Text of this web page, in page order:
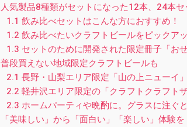
人気製品8種類がセットになった12本、24本
1.1 飲み比べセットはこんな方におすすめ！
1.2 飲み比べたいクラフトビールをピックア
1.3 セットのために開発された限定冊子「お
普段買えない地域限定クラフトビールも
2.1 長野・山梨エリア限定「山の上ニューイ」
2.2 軽井沢エリア限定の「クラフトクラフト
2.3 ホームパーティや晩酌に。グラスに注ぐ
「美味しい」から「面白い」「楽しい」体験を